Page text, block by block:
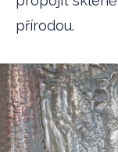
přírodou.